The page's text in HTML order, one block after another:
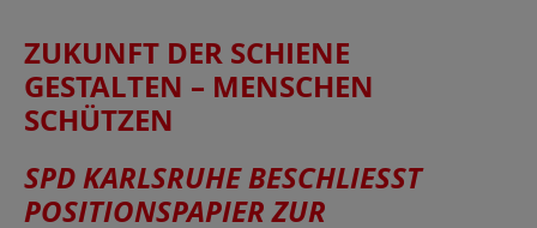
ZUKUNFT DER SCHIENE
GESTALTEN – MENSCHEN
SCHÜTZEN
SPD KARLSRUHE BESCHLIESST P
OSITIONSPAPIER ZUR B